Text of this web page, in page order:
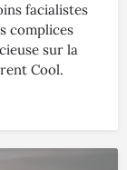
facialistes
complices
sur la
Cool.